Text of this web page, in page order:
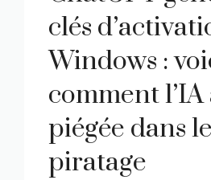
clés
Windows :
comment l’IA
piégée dans le
piratage